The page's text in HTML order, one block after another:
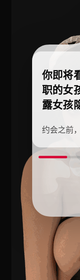
你即将
职的女
露女孩
约会之前